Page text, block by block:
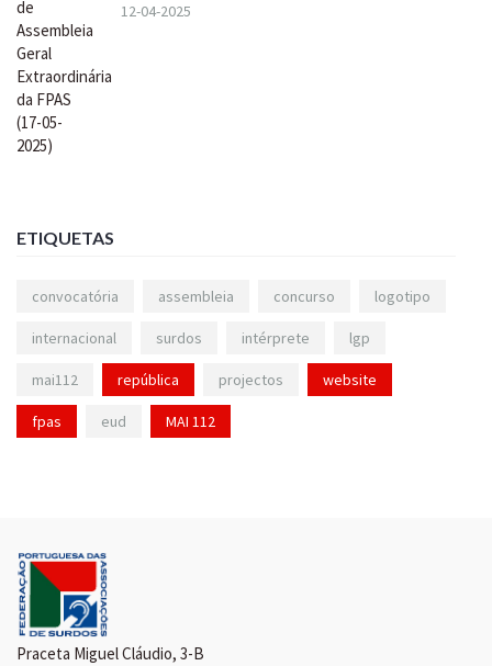
12-04-2025
ETIQUETAS
convocatória assembleia concurso logotipo
internacional surdos intérprete lgp
mai112 república projectos website
fpas eud MAI 112
Praceta Miguel Cláudio, 3-B